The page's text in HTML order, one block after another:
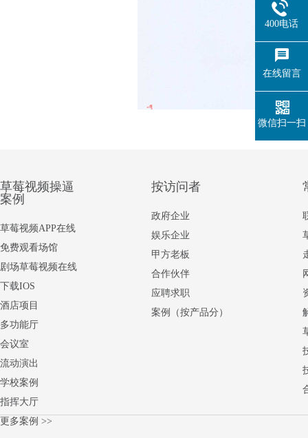
草莓视频操逼
案例
草莓视频APP在线
免费观看场馆
剧场草莓视频在线
下载IOS
酒店项目
多功能厅
会议室
流动演出
学校案例
指挥大厅
更多案例 >>
按访问者
政府企业
娱乐企业
甲方老板
合作伙伴
应聘求职
案例（按产品分）
400电话
在线留言
微信扫一扫